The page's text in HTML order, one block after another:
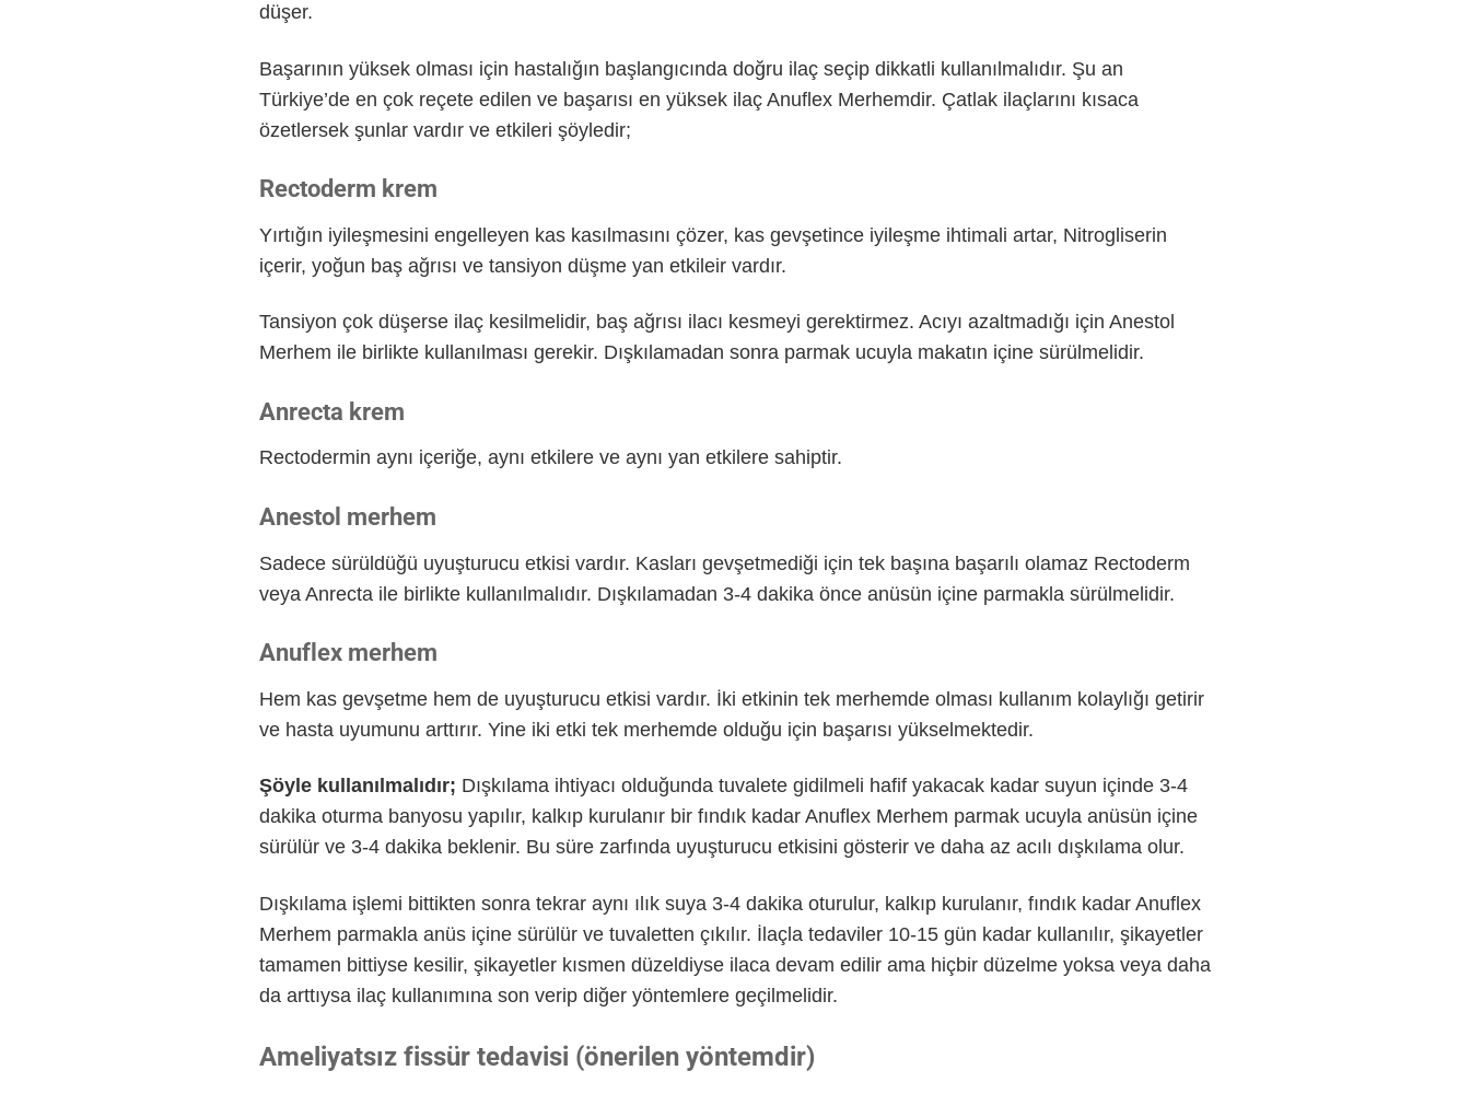
düşer.
Başarının yüksek olması için hastalığın başlangıcında doğru ilaç seçip dikkatli kullanılmalıdır. Şu an
Türkiye’de en çok reçete edilen ve başarısı en yüksek ilaç Anuflex Merhemdir. Çatlak ilaçlarını kısaca
özetlersek şunlar vardır ve etkileri şöyledir;
Rectoderm krem
Yırtığın iyileşmesini engelleyen kas kasılmasını çözer, kas gevşetince iyileşme ihtimali artar, Nitrogliserin
içerir, yoğun baş ağrısı ve tansiyon düşme yan etkileir vardır.
Tansiyon çok düşerse ilaç kesilmelidir, baş ağrısı ilacı kesmeyi gerektirmez. Acıyı azaltmadığı için Anestol
Merhem ile birlikte kullanılması gerekir. Dışkılamadan sonra parmak ucuyla makatın içine sürülmelidir.
Anrecta krem
Rectodermin aynı içeriğe, aynı etkilere ve aynı yan etkilere sahiptir.
Anestol merhem
Sadece sürüldüğü uyuşturucu etkisi vardır. Kasları gevşetmediği için tek başına başarılı olamaz Rectoderm
veya Anrecta ile birlikte kullanılmalıdır. Dışkılamadan 3-4 dakika önce anüsün içine parmakla sürülmelidir.
Anuflex merhem
Hem kas gevşetme hem de uyuşturucu etkisi vardır. İki etkinin tek merhemde olması kullanım kolaylığı getirir
ve hasta uyumunu arttırır. Yine iki etki tek merhemde olduğu için başarısı yükselmektedir.
Şöyle kullanılmalıdır; Dışkılama ihtiyacı olduğunda tuvalete gidilmeli hafif yakacak kadar suyun içinde 3-4
dakika oturma banyosu yapılır, kalkıp kurulanır bir fındık kadar Anuflex Merhem parmak ucuyla anüsün içine
sürülür ve 3-4 dakika beklenir. Bu süre zarfında uyuşturucu etkisini gösterir ve daha az acılı dışkılama olur.
Dışkılama işlemi bittikten sonra tekrar aynı ılık suya 3-4 dakika oturulur, kalkıp kurulanır, fındık kadar Anuflex
Merhem parmakla anüs içine sürülür ve tuvaletten çıkılır. İlaçla tedaviler 10-15 gün kadar kullanılır, şikayetler
tamamen bittiyse kesilir, şikayetler kısmen düzeldiyse ilaca devam edilir ama hiçbir düzelme yoksa veya daha
da arttıysa ilaç kullanımına son verip diğer yöntemlere geçilmelidir.
Ameliyatsız fissür tedavisi (önerilen yöntemdir)